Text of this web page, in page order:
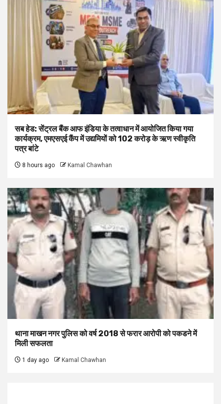
सब हेड: सेंट्रल बैंक आफ इंडिया के तत्वाधान में आयोजित किया गया
कार्यक्रम, एमएसएई कैंप में उद्यमियों को 102 करोड़ के ऋण स्वीकृति
पत्र बांटे
8 hours ago Kamal Chawhan
थाना माखन नगर पुलिस को वर्ष 2018 से फरार आरोपी को पकडने में
मिली सफलता
1 day ago Kamal Chawhan